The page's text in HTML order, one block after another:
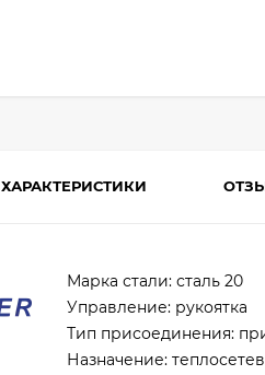
ХАРАКТЕРИСТИКИ
Марка стали: сталь 20
Управление: рукоятка
Тип присоединения:
Назначение: